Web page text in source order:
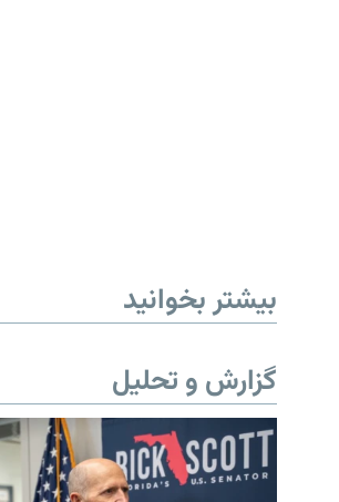
بیشتر بخوانید
گزارش و تحلیل